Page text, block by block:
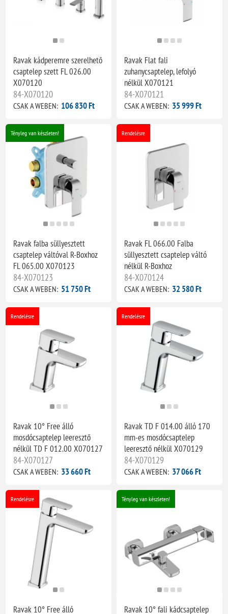
Ravak kádperemre szerelhető
csaptelep szett FL 026.00
X070120
84-X070120
CSAK A WEBEN: 106 830 Ft
Ravak Flat fali
zuhanycsaptelep, lefolyó
nélkül X070121
84-X070121
CSAK A WEBEN: 35 999 Ft
Tényleg van készleten!
Ravak falba süllyesztett
csaptelep váltóval R-Boxhoz
FL 065.00 X070123
84-X070123
CSAK A WEBEN: 51 750 Ft
Rendelésre
Ravak FL 066.00 Falba
süllyesztett csaptelep váltó
nélkül R-Boxhoz
84-X070124
CSAK A WEBEN: 32 580 Ft
Rendelésre
Ravak 10° Free álló
mosdócsaptelep leeresztő
nélkül TD F 012.00 X070127
84-X070127
CSAK A WEBEN: 33 660 Ft
Rendelésre
Ravak TD F 014.00 álló 170
mm-es mosdócsaptelep
leeresztő nélkül X070129
84-X070129
CSAK A WEBEN: 37 066 Ft
Rendelésre
Ravak 10° Free álló
Tényleg van készleten!
Ravak 10° fali kádcsaptelep